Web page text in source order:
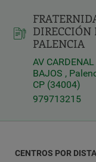
Latitud
Longitud
Distancia
DIRECCIÓN
PALENCIA
AV
BAJOS ,
CP (34004)
979713215
CENTROS POR